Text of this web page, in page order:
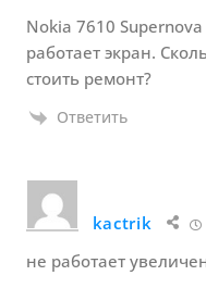
Nokia 7610
работает экран.
стоить ремонт?
Ответить
kactrik
не работает